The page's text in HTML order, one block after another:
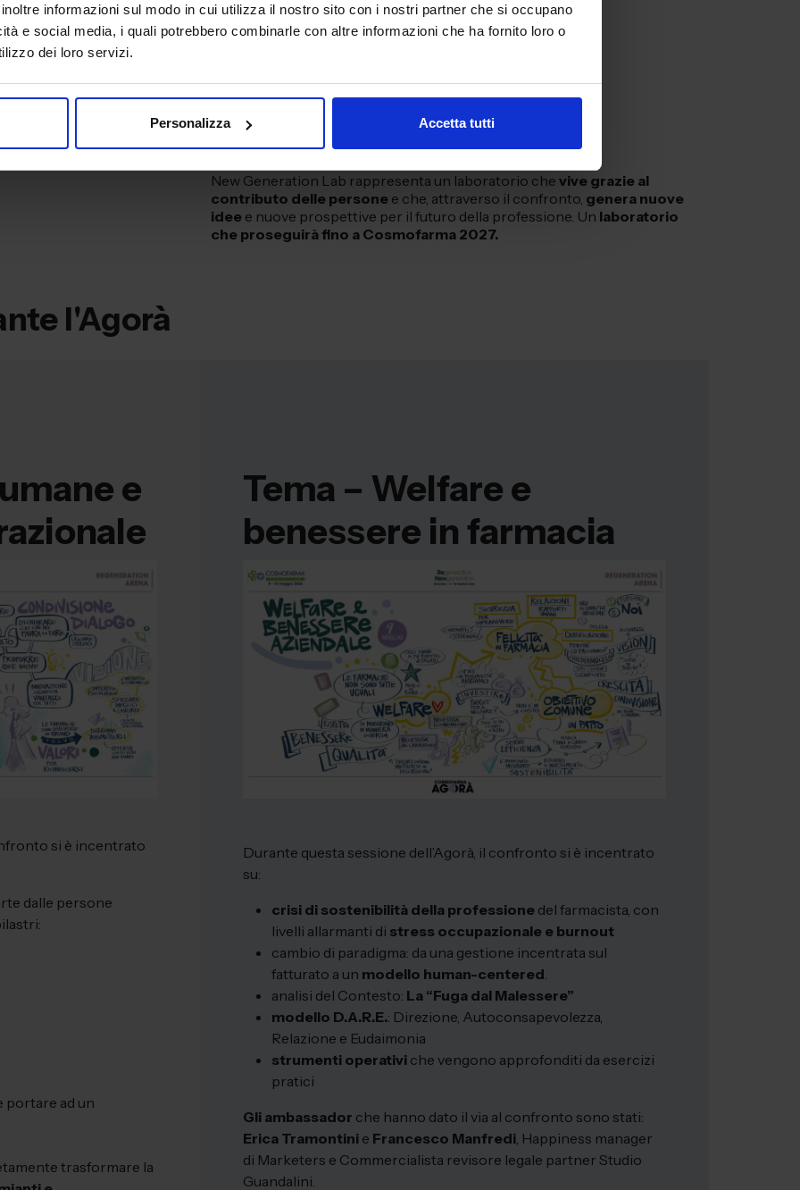
informazioni sul modo in cui utilizza il nostro sito con i nostri partner che si occupano
e social media, i quali potrebbero combinarle con altre informazioni che ha fornito loro o
dei loro servizi.
Personalizza Accetta tutti
Scopri l’elaborato del tavolo 3 →
Scopri l’elaborato del tavolo 4 →
Scopri l’elaborato del tavolo 5 →
New Generation Lab rappresenta un laboratorio che vive grazie al
contributo delle persone e che, attraverso il confronto, genera nuove
idee e nuove prospettive per il futuro della professione. Un laboratorio
che proseguirà fino a Cosmofarma 2027.
l'Agorà
e
si è incentrato
dalle persone
portare ad un
trasformare la
Tema – Welfare e
benessere in farmacia
Durante questa sessione dell’Agorà, il confronto si è incentrato
su:
crisi di sostenibilità della professione del farmacista, con
livelli allarmanti di stress occupazionale e burnout
cambio di paradigma: da una gestione incentrata sul
fatturato a un modello human-centered
analisi del Contesto: La “Fuga dal Malessere”
modello D.A.R.E.: Direzione, Autoconsapevolezza,
Relazione e Eudaimonia
strumenti operativi che vengono approfonditi da esercizi
pratici
Gli ambassador che hanno dato il via al confronto sono stati:
Erica Tramontini e Francesco Manfredi , Happiness manager
di Marketers e Commercialista revisore legale partner Studio
Guandalini.